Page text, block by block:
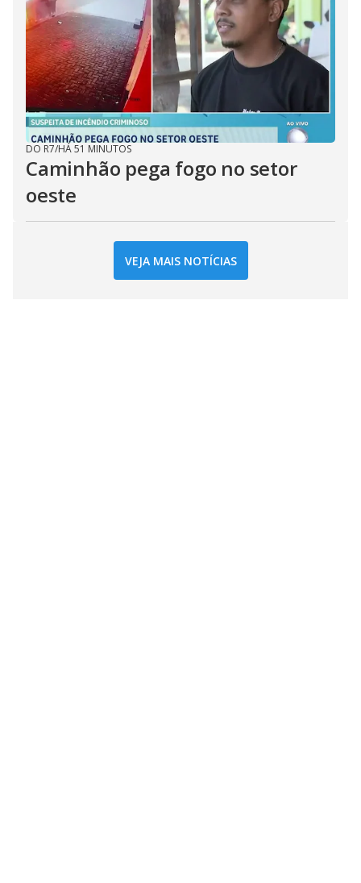
DO R7/HÁ 51 MINUTOS
Caminhão pega fogo no setor
oeste
VEJA MAIS NOTÍCIAS